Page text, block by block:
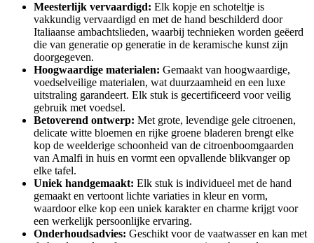
Meesterlijk vervaardigd: Elk kopje en schoteltje is
vakkundig vervaardigd en met de hand beschilderd door
Italiaanse ambachtslieden, waarbij technieken worden geëerd
die van generatie op generatie in de keramische kunst zijn
doorgegeven.
Hoogwaardige materialen: Gemaakt van hoogwaardige,
voedselveilige materialen, wat duurzaamheid en een luxe
uitstraling garandeert. Elk stuk is gecertificeerd voor veilig
gebruik met voedsel.
Betoverend ontwerp: Met grote, levendige gele citroenen,
delicate witte bloemen en rijke groene bladeren brengt elke
kop de weelderige schoonheid van de citroenboomgaarden
van Amalfi in huis en vormt een opvallende blikvanger op
elke tafel.
Uniek handgemaakt: Elk stuk is individueel met de hand
gemaakt en vertoont lichte variaties in kleur en vorm,
waardoor elke kop een uniek karakter en charme krijgt voor
een werkelijk persoonlijke ervaring.
Onderhoudsadvies: Geschikt voor de vaatwasser en kan met